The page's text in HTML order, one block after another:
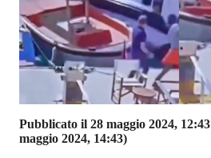
Pubblicato il 28 maggio 2024, 12:43
maggio 2024, 14:43)